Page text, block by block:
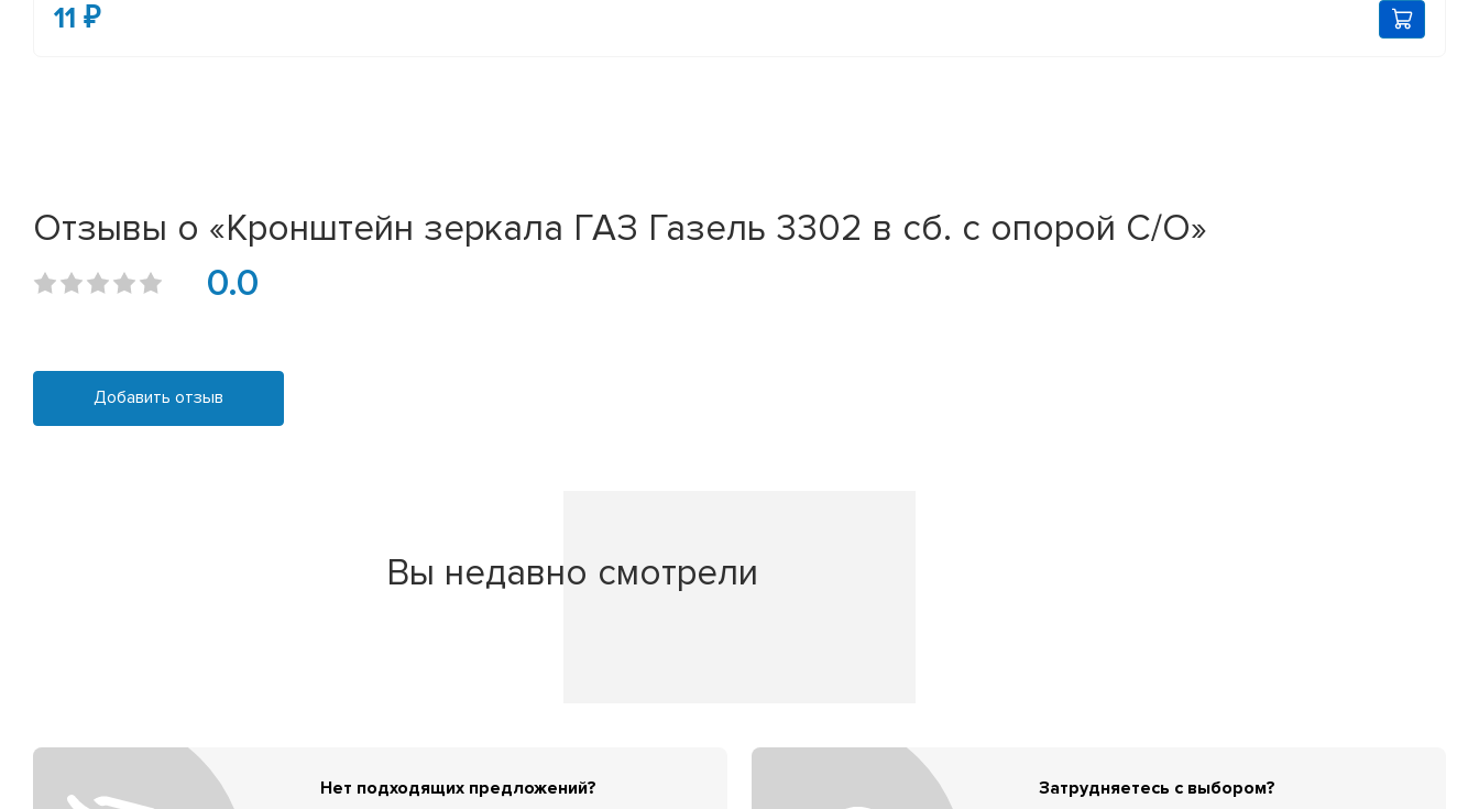
11 ₽
Отзывы о «Кронштейн зеркала ГАЗ Газель 3302 в сб. с опорой С/О»
0.0
Добавить отзыв
Вы недавно смотрели
Нет подходящих предложений? Затрудняетесь с выбором?